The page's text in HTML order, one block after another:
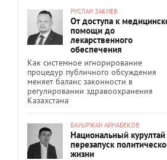
РУСЛАН ЗАКИЕВ
От доступа к
помощи до
лекарственного
обеспечения
Как системное игнорирование
процедур публичного обсуждения
меняет баланс законности в
регулировании здравоохранения
Казахстана
БАУЫРЖАН АЙНАБЕКОВ
Национальный
перезапуск
жизни